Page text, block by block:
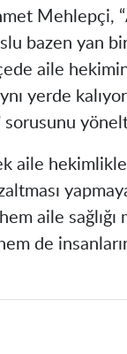
Mehlepçi,
bazen yan
aile
yerde
sorusunu
aile
aile
de